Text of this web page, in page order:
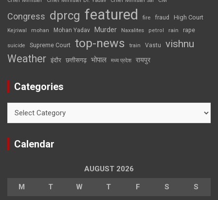
Congress dprcg featured fire fraud High Court
Kejriwal mohan Mohan Yadav Murder Naxalites petrol rain rape
suicide Supreme Court top-news train Vastu vishnu
Weather इंदौर छत्तीसगढ़ भोपाल मध्य प्रदेश रायपुर
Categories
Calendar
AUGUST 2026
M T W T F S S